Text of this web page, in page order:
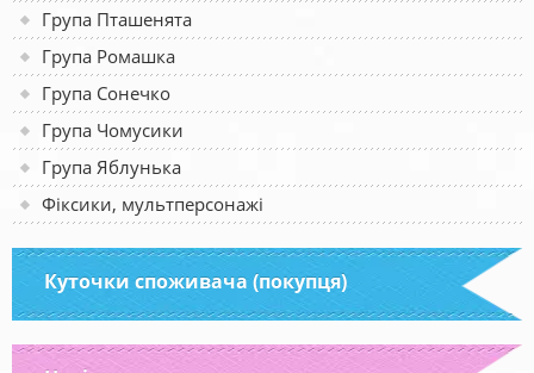
Група Пташенята
Група Ромашка
Група Сонечко
Група Чомусики
Група Яблунька
Фіксики, мультперсонажі
Куточки споживача (покупця)